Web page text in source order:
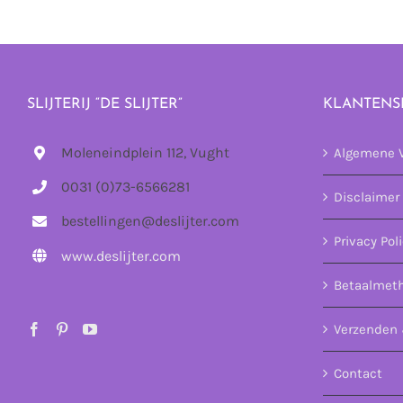
SLIJTERIJ “DE SLIJTER”
Moleneindplein 112, Vught
0031 (0)73-6566281
bestellingen@deslijter.com
www.deslijter.com
Algemene
Disclaimer
Privacy
Contact